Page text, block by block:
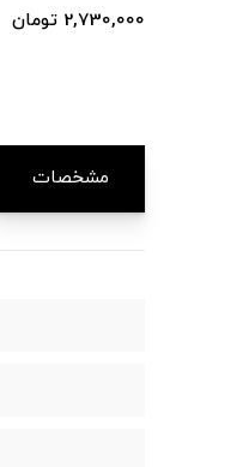
2,730,000 تومان
مشخصات